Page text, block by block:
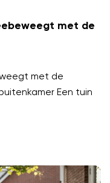
met de
met de
Een tuin